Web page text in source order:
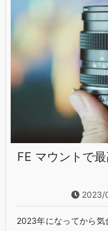
FE マウントで
2023/
2023年になってから気